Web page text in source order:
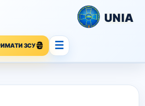
UNIA
ЗСУ ☰